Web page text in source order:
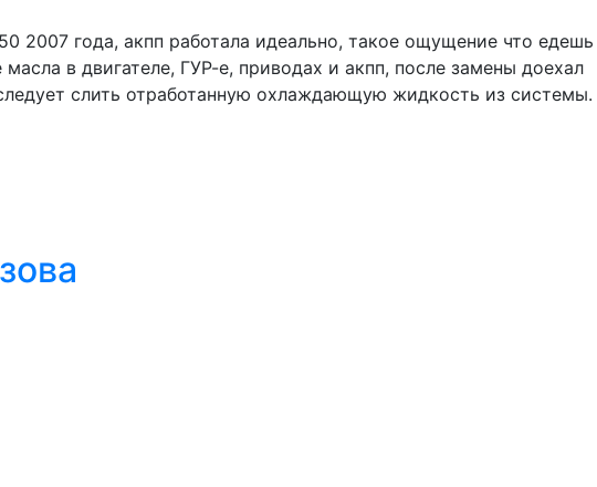
2007 года, акпп работала идеально, такое ощущение что едешь
в двигателе, ГУР-е, приводах и акпп, после замены доехал
слить отработанную охлаждающую жидкость из системы.